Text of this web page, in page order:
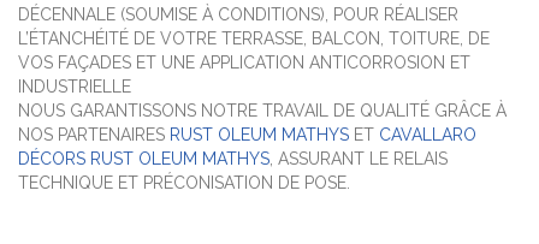
DÉCENNALE (SOUMISE À CONDITIONS), POUR RÉALISER
L’ÉTANCHÉITÉ DE VOTRE TERRASSE, BALCON, TOITURE, DE
VOS FAÇADES ET UNE APPLICATION ANTICORROSION ET
INDUSTRIELLE
NOUS GARANTISSONS NOTRE TRAVAIL DE QUALITÉ GRÂCE À
NOS PARTENAIRES RUST OLEUM MATHYS ET CAVALLARO
DÉCORS RUST OLEUM MATHYS , ASSURANT LE RELAIS
TECHNIQUE ET PRÉCONISATION DE POSE.